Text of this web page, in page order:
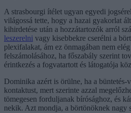
A strasbourgi ítélet ugyan egyedi
világossá tette, hogy a hazai gyakorlat
kihirdetése után a hozzátartozók arról
leszerelni vagy kisebbekre cserélni a
plexifalakat, ám ez önmagában nem
felszámolásához, ha főszabály szerint
érintkezés a fogvatartott és látogatója
Dominika azért is örülne, ha a büntetés-
kontaktust, mert szerinte azzal
tömegesen forduljanak bírósághoz, és
nekik. Azt mondja, a börtönöknek nagy